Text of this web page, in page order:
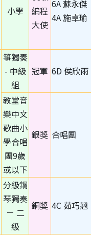
小學
編程
大使
6A 蘇永傑
4A 施卓瑜
箏獨奏
- 中級
組
冠軍 6D 侯欣雨
教堂音
樂中文
歌曲小
學合唱
團9歲
或以下
銀獎 合唱團
分級鋼
琴獨奏
－ 二
級
銅獎 4C 茹巧翹